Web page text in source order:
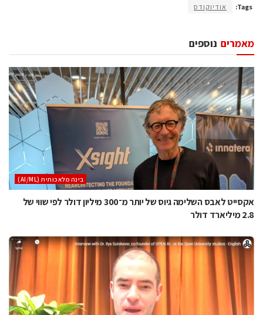
Tags: אודיוקודס
נוספים מאמרים
בינה מלאכותית (AI/ML)
אקסייט לאבס השלימה גיוס של יותר מ־300 מיליון דולר לפי שווי של
2.8 מיליארד דולר